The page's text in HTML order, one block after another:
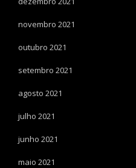
novembro 2021
outubro 2021
setembro 2021
agosto 2021
julho 2021
junho 2021
maio 2021